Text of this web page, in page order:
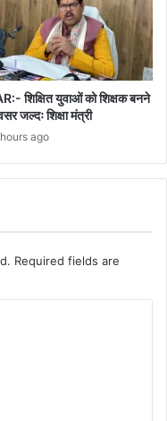
शिक्षित युवाओं को शिक्षक बनने
जल्दः शिक्षा मंत्री
ago
Required fields are